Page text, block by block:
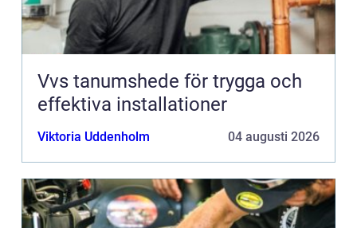
Vvs tanumshede för trygga och
effektiva installationer
Viktoria Uddenholm 04 augusti 2026